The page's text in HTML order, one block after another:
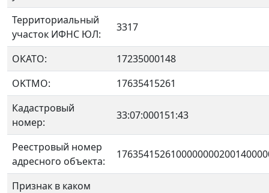
Территориальный
участок ИФНС ЮЛ:
3317
ОКАТО:
17235000148
OKTMO:
17635415261
Кадастровый
номер:
33:07:000151:43
Реестровый номер
адресного объекта:
Признак в каком